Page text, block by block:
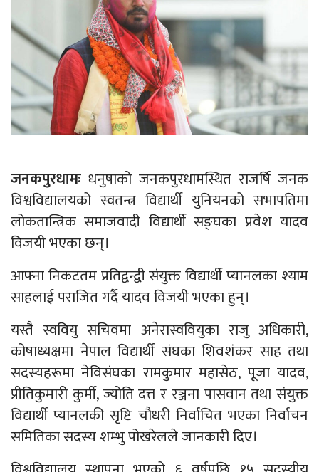
जनकपुरधामः धनुषाको जनकपुरधामस्थित राजर्षि जनक
विश्वविद्यालयको स्वतन्त्र विद्यार्थी युनियनको सभापतिमा
लोकतान्त्रिक समाजवादी विद्यार्थी सङ्घका प्रवेश यादव
विजयी भएका छन्।
आफ्ना निकटतम प्रतिद्वन्द्वी संयुक्त विद्यार्थी प्यानलका श्याम
साहलाई पराजित गर्दै यादव विजयी भएका हुन्।
यस्तै स्ववियु सचिवमा अनेरास्ववियुका राजु अधिकारी,
कोषाध्यक्षमा नेपाल विद्यार्थी संघका शिवशंकर साह तथा
सदस्यहरूमा नेविसंघका रामकुमार महासेठ, पूजा यादव,
प्रीतिकुमारी कुर्मी, ज्योति दत्त र रञ्जना पासवान तथा संयुक्त
विद्यार्थी प्यानलकी सृष्टि चौधरी निर्वाचित भएका निर्वाचन
समितिका सदस्य शम्भु पोखरेलले जानकारी दिए।